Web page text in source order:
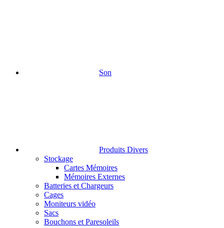
Son
Produits Divers
Stockage
Cartes Mémoires
Mémoires Externes
Batteries et Chargeurs
Cages
Moniteurs vidéo
Sacs
Bouchons et Paresoleils